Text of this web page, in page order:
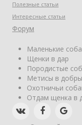
Полезные статьи
Интересные статьи
Форум
Маленькие
Щенки в дар
Породистые
Метисы в
Охотничьи
Отдам щенка в